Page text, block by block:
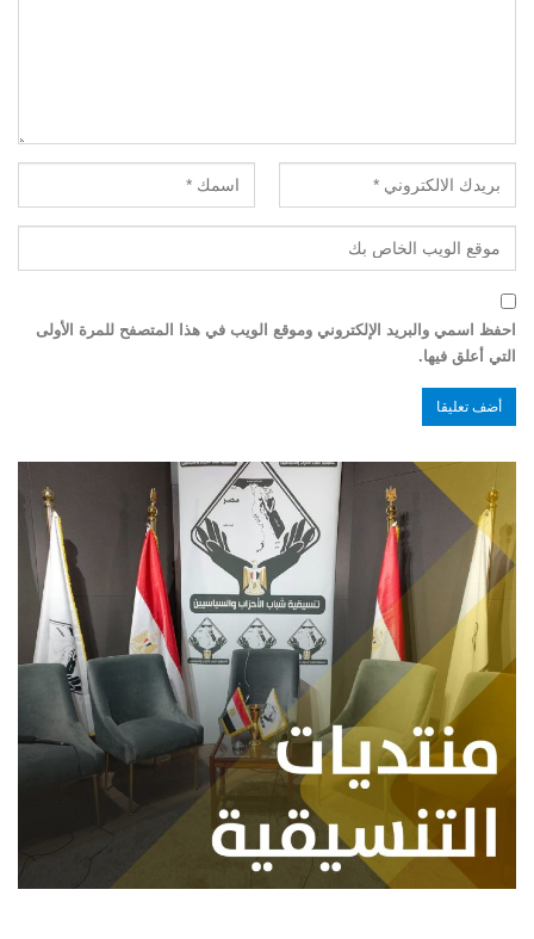
احفظ اسمي والبريد الإلكتروني وموقع الويب في هذا المتصفح للمرة الأولى
التي أعلق فيها.